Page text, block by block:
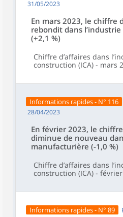
31/05/2023
En mars 2023, le chiffre
rebondit dans
(+2,1 %)
Chiffre d’affaires dans
construction (ICA) - mars
Informations rapides - N° 116
28/04/2023
En février 2023, le
diminue de nouveau
manufacturière (-1,0 %)
Chiffre d’affaires dans
construction (ICA) -
Informations rapides - N° 89